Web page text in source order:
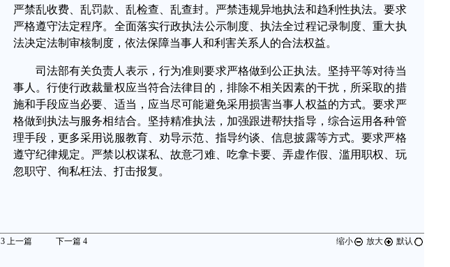
严禁乱收费、乱罚款、乱检查、乱查封。严禁违规异地执法和趋利性执法。要求
严格遵守法定程序。全面落实行政执法公示制度、执法全过程记录制度、重大执
法决定法制审核制度，依法保障当事人和利害关系人的合法权益。
司法部有关负责人表示，行为准则要求严格做到公正执法。坚持平等对待当
事人。行使行政裁量权应当符合法律目的，排除不相关因素的干扰，所采取的措
施和手段应当必要、适当，应当尽可能避免采用损害当事人权益的方式。要求严
格做到执法与服务相结合。坚持精准执法，加强跟进帮扶指导，综合运用各种管
理手段，更多采用说服教育、劝导示范、指导约谈、信息披露等方式。要求严格
遵守纪律规定。严禁以权谋私、故意刁难、吃拿卡要、弄虚作假、滥用职权、玩
忽职守、徇私枉法、打击报复。
3上一篇 下一篇 4 缩小 放大 默认